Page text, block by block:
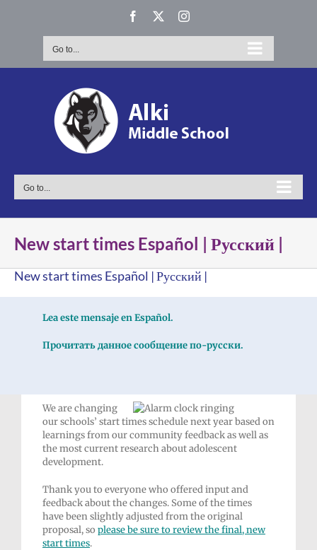
Facebook Instagram
Go to...
Go to...
New start times Español | Русский |
New start times Español | Русский |
Lea este mensaje en Español.
Прочитать данное сообщение по-русски.
We are changing
our schools’ start times schedule next year based on
learnings from our community feedback as well as
the most current research about adolescent
development.
Thank you to everyone who offered input and
feedback about the changes. Some of the times
have been slightly adjusted from the original
proposal, so please be sure to review the final, new
start times.